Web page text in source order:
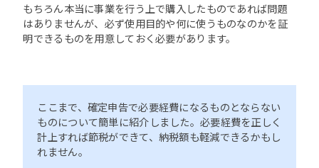
もちろん本当に事業を行う上で購入したものであれば問題
はありませんが、必ず使用目的や何に使うものなのかを証
明できるものを用意しておく必要があります。
ここまで、確定申告で必要経費になるものとならない
ものについて簡単に紹介しました。必要経費を正しく
計上すれば節税ができて、納税額も軽減できるかもし
れません。